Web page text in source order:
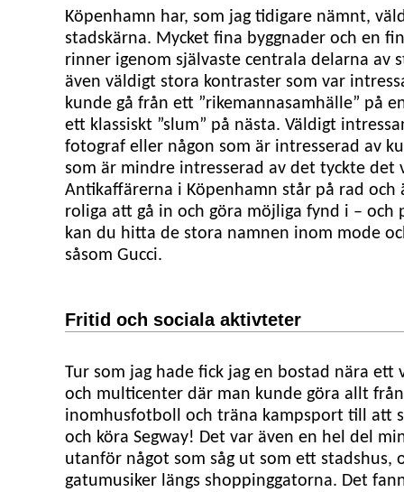
Köpenhamn har, som jag tidigare nämnt,
stadskärna. Mycket fina byggnader och en
rinner igenom självaste centrala delarna av
även väldigt stora kontraster som var
kunde gå från ett ”rikemannasamhälle” på
ett klassiskt ”slum” på nästa. Väldigt
fotograf eller någon som är intresserad av
som är mindre intresserad av det tyckte det
Antikaffärerna i Köpenhamn står på rad och
roliga att gå in och göra möjliga fynd i – och
kan du hitta de stora namnen inom mode
såsom Gucci.
Fritid och sociala aktivteter
Tur som jag hade fick jag en bostad nära ett
och multicenter där man kunde göra allt
inomhusfotboll och träna kampsport till att
och köra Segway! Det var även en hel del
utanför något som såg ut som ett stadshus,
gatumusiker längs shoppinggatorna. Det